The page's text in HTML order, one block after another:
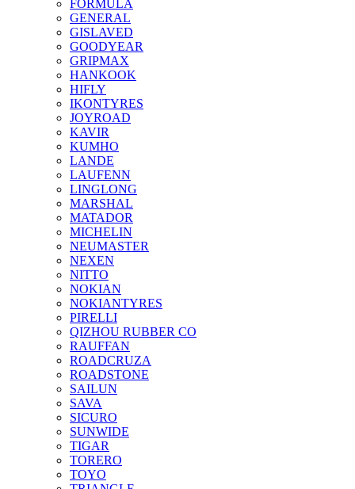
FORMULA
GENERAL
GISLAVED
GOODYEAR
GRIPMAX
HANKOOK
HIFLY
IKONTYRES
JOYROAD
KAVIR
KUMHO
LANDE
LAUFENN
LINGLONG
MARSHAL
MATADOR
MICHELIN
NEUMASTER
NEXEN
NITTO
NOKIAN
NOKIANTYRES
PIRELLI
QIZHOU RUBBER CO
RAUFFAN
ROADCRUZA
ROADSTONE
SAILUN
SAVA
SICURO
SUNWIDE
TIGAR
TORERO
TOYO